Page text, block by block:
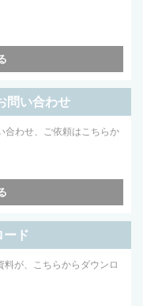
問い合わせ
合わせ、ご依頼はこちらか
ド
が、こちらからダウンロ